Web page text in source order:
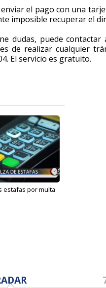
enviar el pago con una
imposible recuperar el
dudas, puede contactar
de realizar cualquier
El servicio es gratuito.
estafas por multa